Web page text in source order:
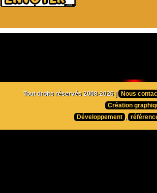
Tout droits réservés 2008-2026 |
Nous
Création
Développement ,